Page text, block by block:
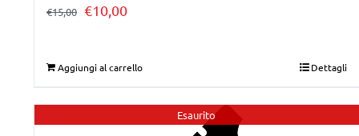
€15,00 Il
originale
€10,00Il
attuale
Aggiungi al carrello Dettagli
Esaurito